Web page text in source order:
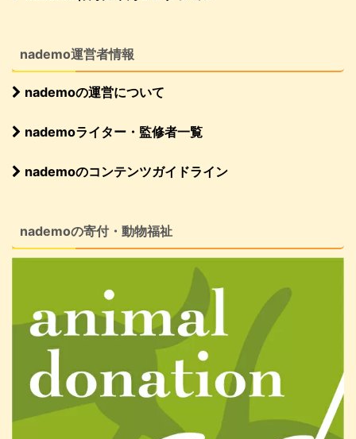
nademo運営者情報
nademoの運営について
nademoライター・監修者一覧
nademoのコンテンツガイドライン
nademoの寄付・動物福祉